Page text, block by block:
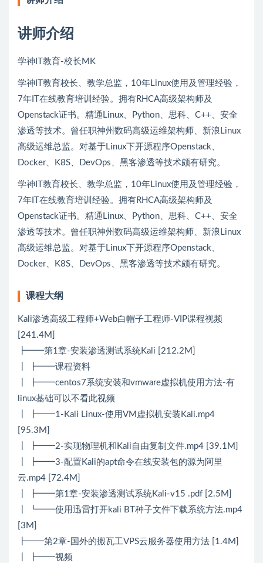
讲师介绍
学神IT教育-校长MK
学神IT教育校长、教学总监，10年Linux使用及管理经验，
7年IT在线教育培训经验。拥有RHCA高级架构师及
Openstack证书。精通Linux、Python、思科、C++、安全
渗透等技术。曾任职神州数码高级运维架构师、新浪Linux
高级运维总监。对基于Linux下开源程序Openstack、
Docker、K8S、DevOps、黑客渗透等技术颇有研究。
学神IT教育校长、教学总监，10年Linux使用及管理经验，
7年IT在线教育培训经验。拥有RHCA高级架构师及
Openstack证书。精通Linux、Python、思科、C++、安全
渗透等技术。曾任职神州数码高级运维架构师、新浪Linux
高级运维总监。对基于Linux下开源程序Openstack、
Docker、K8S、DevOps、黑客渗透等技术颇有研究。
课程大纲
Kali渗透高级工程师+Web白帽子工程师-VIP课程视频
[241.4M]
┣━━第1章-安装渗透测试系统Kali [212.2M]
┃ ┣━━课程资料
┃ ┣━━centos7系统安装和vmware虚拟机使用方法-有
linux基础可以不看此视频
┃ ┣━━1-Kali Linux-使用VM虚拟机安装Kali.mp4
[95.3M]
┃ ┣━━2-实现物理机和Kali自由复制文件.mp4 [39.1M]
┃ ┣━━3-配置Kali的apt命令在线安装包的源为阿里
云.mp4 [72.4M]
┃ ┣━━第1章-安装渗透测试系统Kali-v15 .pdf [2.5M]
┃ ┗━━使用迅雷打开kali BT种子文件下载系统方法.mp4
[3M]
┣━━第2章-国外的搬瓦工VPS云服务器使用方法 [1.4M]
┃ ┣━━视频